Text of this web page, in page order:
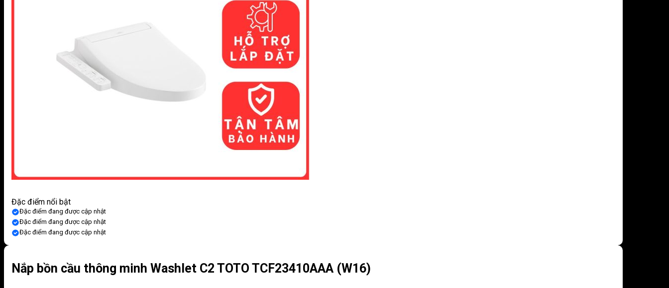
Đặc điểm nổi bật
Đặc điểm đang được cập nhật
Đặc điểm đang được cập nhật
Đặc điểm đang được cập nhật
Nắp bồn cầu thông minh Washlet C2 TOTO TCF23410AAA (W16)